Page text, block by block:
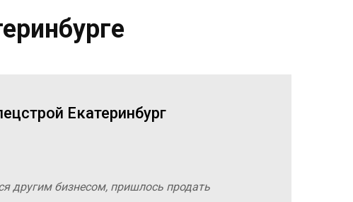
Екатеринбург
другим бизнесом, пришлось продать